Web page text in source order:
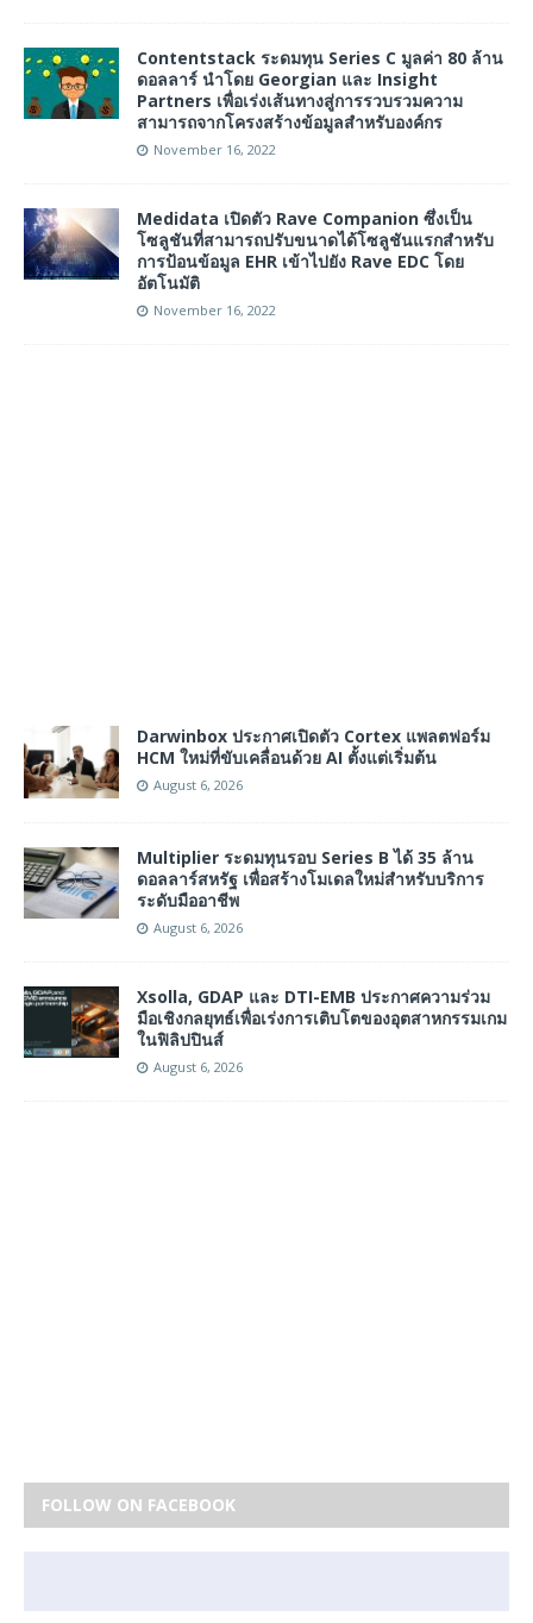
Contentstack ระดมทุน Series C มูลค่า 80 ล้าน
ดอลลาร์ นำโดย Georgian และ Insight
Partners เพื่อเร่งเส้นทางสู่การรวบรวมความ
สามารถจากโครงสร้างข้อมูลสำหรับองค์กร
November 16, 2022
Medidata เปิดตัว Rave Companion ซึ่งเป็น
โซลูชันที่สามารถปรับขนาดได้โซลูชันแรกสำหรับ
การป้อนข้อมูล EHR เข้าไปยัง Rave EDC โดย
อัตโนมัติ
November 16, 2022
Darwinbox ประกาศเปิดตัว Cortex แพลตฟอร์ม
HCM ใหม่ที่ขับเคลื่อนด้วย AI ตั้งแต่เริ่มต้น
August 6, 2026
Multiplier ระดมทุนรอบ Series B ได้ 35 ล้าน
ดอลลาร์สหรัฐ เพื่อสร้างโมเดลใหม่สำหรับบริการ
ระดับมืออาชีพ
August 6, 2026
Xsolla, GDAP และ DTI-EMB ประกาศความร่วม
มือเชิงกลยุทธ์เพื่อเร่งการเติบโตของอุตสาหกรรมเกม
ในฟิลิปปินส์
August 6, 2026
FOLLOW ON FACEBOOK